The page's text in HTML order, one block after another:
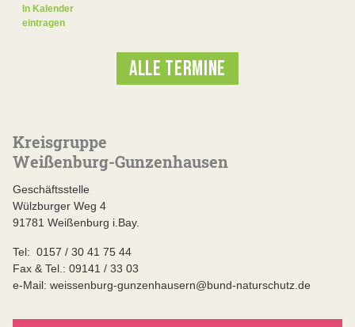
In Kalender
eintragen
ALLE TERMINE
Kreisgruppe
Weißenburg-Gunzenhausen
Geschäftsstelle
Wülzburger Weg 4
91781 Weißenburg i.Bay.
Tel: 0157 / 30 41 75 44
Fax & Tel.: 09141 / 33 03
e-Mail: weissenburg-gunzenhausern@bund-naturschutz.de